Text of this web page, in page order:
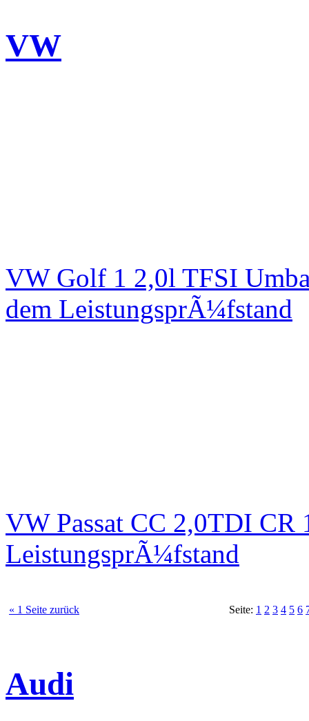
VW
VW Golf 1 2,0l TFSI
dem LeistungsprÃ¼fstand
VW Passat CC 2,0TDI CR
LeistungsprÃ¼fstand
« 1 Seite zurück Seite: 1 2 3 4 5 6
Audi